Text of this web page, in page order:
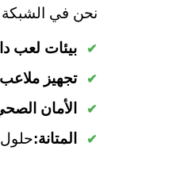
نحن في
بيئات لعب
تجهيز
الأمان
المتانة:حلول